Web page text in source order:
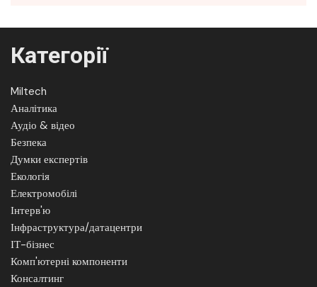
Категорії
Miltech
Аналітика
Аудіо & відео
Безпека
Думки експертів
Екологія
Електромобілі
Інтерв'ю
Інфраструктура/датацентри
ІТ-бізнес
Комп'ютерні компоненти
Консалтинг